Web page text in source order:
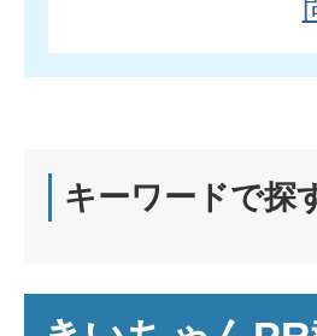
キーワードで探